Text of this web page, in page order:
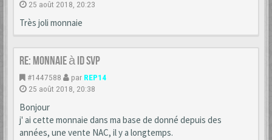
25 août 2018, 20:23
Très joli monnaie
Re: monnaie à id svp
#1447588 par REP14
25 août 2018, 20:38
Bonjour
j' ai cette monnaie dans ma base de donné depuis des
années, une vente NAC, il y a longtemps.